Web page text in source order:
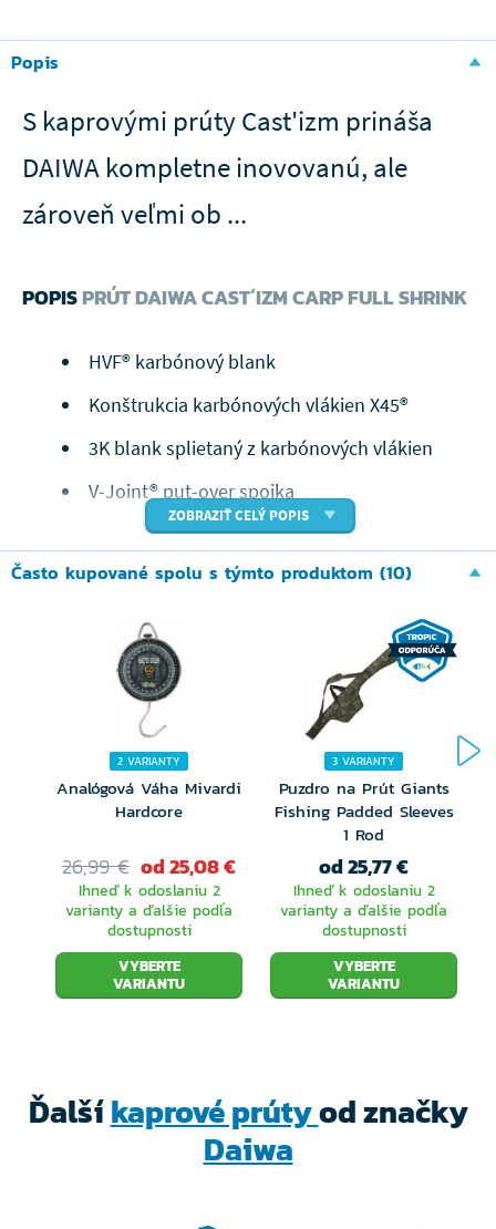
Popis
S kaprovými prúty Cast'izm prináša
DAIWA kompletne inovovanú, ale
zároveň veľmi ob ...
POPISPRÚT DAIWA CAST´IZM CARP FULL SHRINK
HVF® karbónový blank
Konštrukcia karbónových vlákien X45®
3K blank splietaný z karbónových vlákien
V-Joint® put-over spojka
kvalitná rukoväť
Fuji® sedlo navijaku DPS
Fuji® Alconitová K-očká
S kaprovými prúty Cast'izm prináša DAIWA kompletne
inovovanú, ale zároveň veľmi obľúbenou sériu prútov.
Blank prútov Cast'izm je vyrobený podľa najnovších
metód a trendov, z veľmi kvalitného HVF
karbónového vlákna. Technológia splietanie
karbónového vlákna X45 vytvára vďaka splietanie v
uhle 0 °, 90 ° a 45 ° podporný obal a zabraňuje
nežiaducemu krúteniu prútu pri náhode. Výsledné
spracovanie robí z týchto prútov veľmi odolného
za náročných podmienok. Vďaka skvelej akcii špičky
pracujú prúty perfektne aj pod záťažou a v kombinácii
ZOBRAZIŤ CELÝ POPIS
Často kupované spolu s týmto produktom (10)
2 VARIANTY
Analógová Váha Mivardi
Hardcore
26,99 € od 25,08 €
Ihneď k odoslaniu 2
varianty a ďalšie podľa
dostupnosti
VYBERTE
VARIANTU
3 VARIANTY
Puzdro na Prút Giants
Fishing Padded Sleeves
1 Rod
od 25,77 €
Ihneď k odoslaniu 2
varianty a ďalšie podľa
dostupnosti
VYBERTE
VARIANTU
Ďalšíkaprové prútyod značky
Daiwa